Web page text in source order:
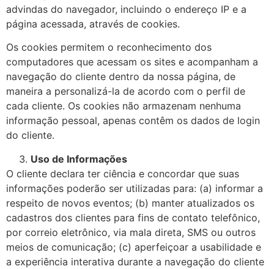
advindas do navegador, incluindo o endereço IP e a
página acessada, através de cookies.
Os cookies permitem o reconhecimento dos
computadores que acessam os sites e acompanham a
navegação do cliente dentro da nossa página, de
maneira a personalizá-la de acordo com o perfil de
cada cliente. Os cookies não armazenam nenhuma
informação pessoal, apenas contêm os dados de login
do cliente.
Uso de Informações
O cliente declara ter ciência e concordar que suas
informações poderão ser utilizadas para: (a) informar a
respeito de novos eventos; (b) manter atualizados os
cadastros dos clientes para fins de contato telefônico,
por correio eletrônico, via mala direta, SMS ou outros
meios de comunicação; (c) aperfeiçoar a usabilidade e
a experiência interativa durante a navegação do cliente